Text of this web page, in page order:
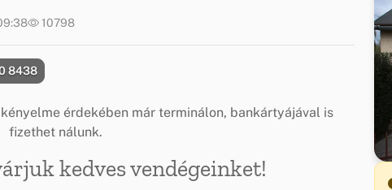
10798
8438
érdekében már terminálon, bankártyájával is
fizethet nálunk.
kedves vendégeinket!